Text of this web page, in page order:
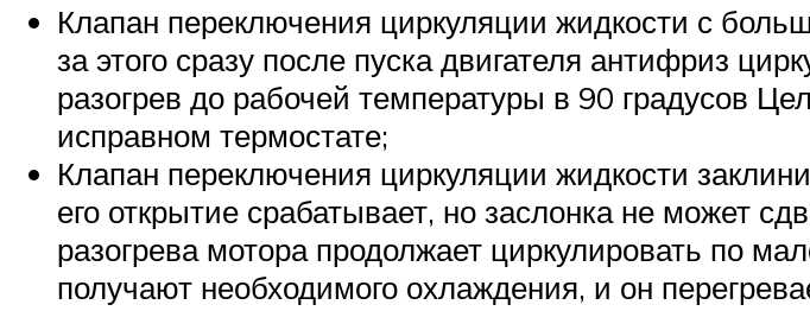
Клапан переключения циркуляции жидкости с
за этого сразу после пуска двигателя антифриз
разогрев до рабочей температуры в 90 градусов
исправном термостате;
Клапан переключения циркуляции жидкости
его открытие срабатывает, но заслонка не может
разогрева мотора продолжает циркулировать по
получают необходимого охлаждения, и он